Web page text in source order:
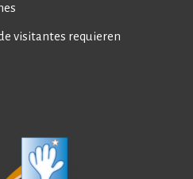
visitantes requieren